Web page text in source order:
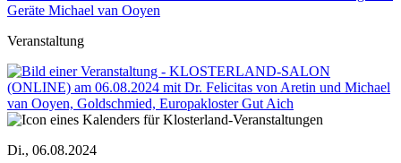
Geräte Michael van Ooyen
Veranstaltung
Di., 06.08.2024